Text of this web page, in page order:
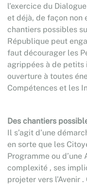
l’exercice du
et déjà, de façon non
chantiers possibles
République peut
faut décourager les
agrippées à de petits
ouverture à toutes
Compétences et les
Des chantiers
Il s’agit d’une
en sorte que les
Programme ou
complexité , ses
projeter vers l’Avenir